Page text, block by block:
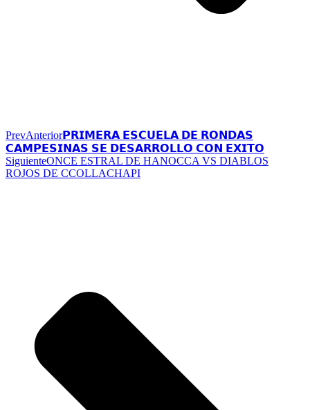
PrevAnterior𝗣𝗥𝗜𝗠𝗘𝗥𝗔 𝗘𝗦𝗖𝗨𝗘𝗟𝗔 𝗗𝗘 𝗥𝗢𝗡𝗗𝗔𝗦
𝗖𝗔𝗠𝗣𝗘𝗦𝗜𝗡𝗔𝗦 𝗦𝗘 𝗗𝗘𝗦𝗔𝗥𝗥𝗢𝗟𝗟𝗢 𝗖𝗢𝗡 𝗘𝗫𝗜𝗧𝗢
SiguienteONCE ESTRAL DE HANOCCA VS DIABLOS
ROJOS DE CCOLLACHAPI